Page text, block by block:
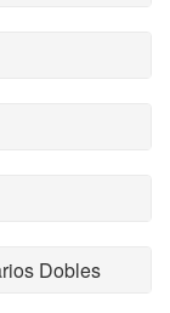
Dobles